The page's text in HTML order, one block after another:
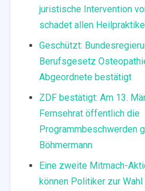
juristische Intervention
schadet allen
Geschützt:
Berufsgesetz
Abgeordnete bestätigt
ZDF bestätigt: Am 13.
Fernsehrat öffentlich die
Programmbeschwerden
Böhmermann
Eine zweite Mitmach-
können Politiker zur